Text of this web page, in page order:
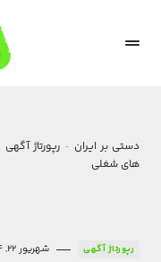
دستی بر ایران رپورتاژ آگهی
‌های شغلی
رپورتاژ آگهی شهریور 22, 1404